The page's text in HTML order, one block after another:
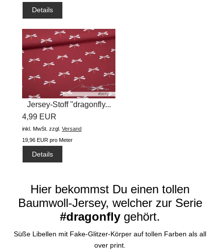
Details
Jersey-Stoff "dragonfly...
4,99 EUR
inkl. MwSt. zzgl. Versand
19,96 EUR pro Meter
Details
Hier bekommst Du einen tollen
Baumwoll-Jersey, welcher zur Serie
#dragonfly gehört.
Süße Libellen mit Fake-Glitzer-Körper auf tollen Farben als all
over print.